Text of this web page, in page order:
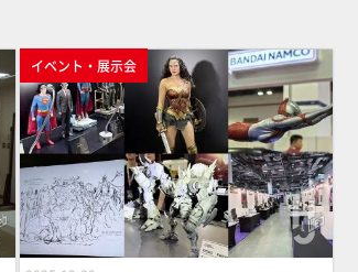
イベント・展示会